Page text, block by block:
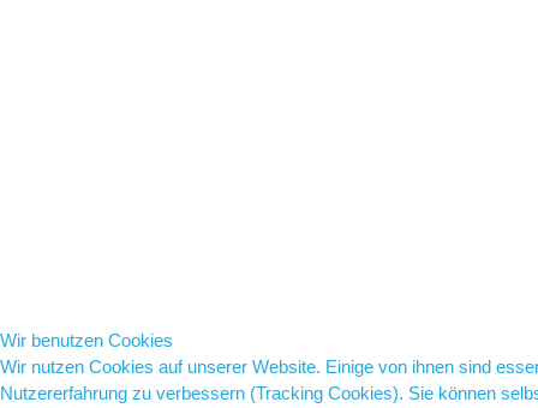
Wir benutzen Cookies
Wir nutzen Cookies auf unserer Website. Einige von ihnen sind
Nutzererfahrung zu verbessern (Tracking Cookies). Sie können